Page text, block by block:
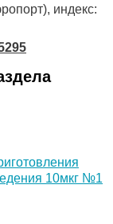
индекс:
10мкг №1